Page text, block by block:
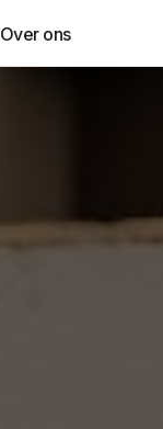
Over ons